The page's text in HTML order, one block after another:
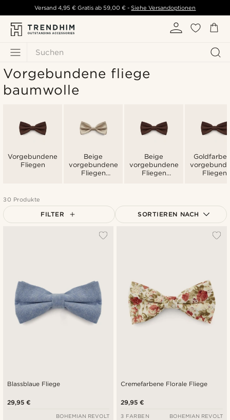
Suchen
Versand 4,95 € Gratis ab 59,00 € - Siehe Versandoptionen
Vorgebundene fliege
baumwolle
Vorgebundene
Fliegen
Beige
vorgebundene
Fliegen
Beige
vorgebundene
Fliegen
Fliegen
30 Produkte
FILTER SORTIEREN NACH
Blassblaue Fliege
29,95 €
BOHEMIAN REVOLT
Cremefarbene Florale Fliege
29,95 €
3 FARBEN BOHEMIAN REVOLT